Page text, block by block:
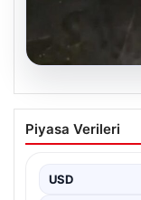
04.08.2026
Sahilde
carettayı
Piyasa Verileri
USD